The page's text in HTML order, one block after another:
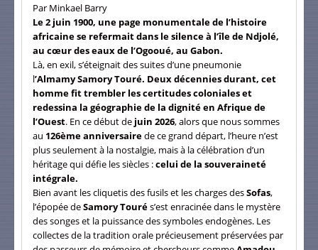
Par Minkael Barry
Le 2 juin 1900, une page monumentale de l’histoire
africaine se refermait dans le silence à l’île de Ndjolé,
au cœur des eaux de l’Ogooué, au Gabon.
Là, en exil, s’éteignait des suites d’une pneumonie
l’Almamy Samory Touré. Deux décennies durant, cet
homme fit trembler les certitudes coloniales et
redessina la géographie de la dignité en Afrique de
l’Ouest. En ce début de juin 2026, alors que nous sommes
au 126ème anniversairede ce grand départ, l’heure n’est
plus seulement à la nostalgie, mais à la célébration d’un
héritage qui défie les siècles :celui de la souveraineté
intégrale.
Bien avant les cliquetis des fusils et les charges desSofas,
l’épopée deSamory Tourés’est enracinée dans le mystère
des songes et la puissance des symboles endogènes. Les
collectes de la tradition orale précieusement préservées par